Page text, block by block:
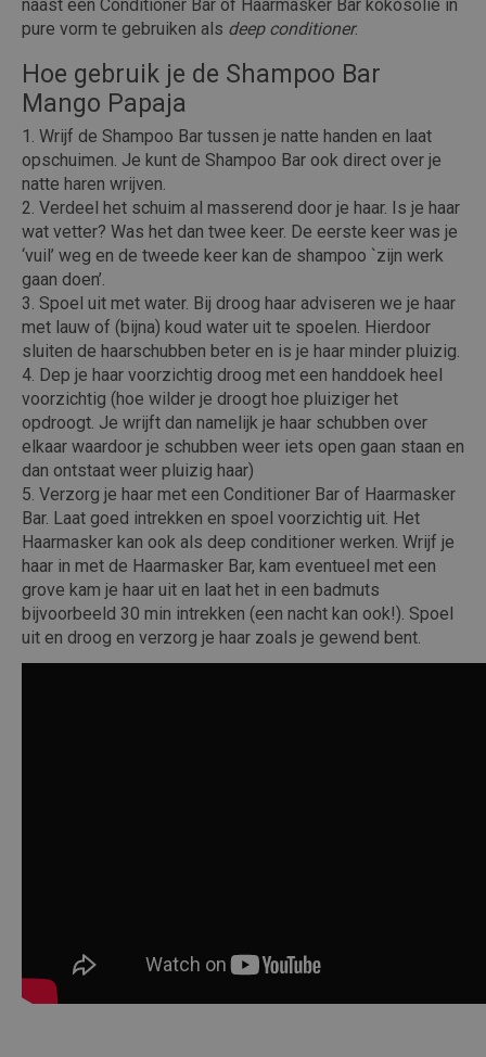
naast een Conditioner Bar of Haarmasker Bar kokosolie in
pure vorm te gebruiken als deep conditioner.
Hoe gebruik je de Shampoo Bar
Mango Papaja
Wrijf de Shampoo Bar tussen je natte handen en laat
opschuimen. Je kunt de Shampoo Bar ook direct over je
natte haren wrijven.
Verdeel het schuim al masserend door je haar. Is je haar
wat vetter? Was het dan twee keer. De eerste keer was je
‘vuil’ weg en de tweede keer kan de shampoo `zijn werk
gaan doen’.
Spoel uit met water. Bij droog haar adviseren we je haar
met lauw of (bijna) koud water uit te spoelen. Hierdoor
sluiten de haarschubben beter en is je haar minder pluizig.
Dep je haar voorzichtig droog met een handdoek heel
voorzichtig (hoe wilder je droogt hoe pluiziger het
opdroogt. Je wrijft dan namelijk je haar schubben over
elkaar waardoor je schubben weer iets open gaan staan en
dan ontstaat weer pluizig haar)
Verzorg je haar met een Conditioner Bar of Haarmasker
Bar. Laat goed intrekken en spoel voorzichtig uit. Het
Haarmasker kan ook als deep conditioner werken. Wrijf je
haar in met de Haarmasker Bar, kam eventueel met een
grove kam je haar uit en laat het in een badmuts
bijvoorbeeld 30 min intrekken (een nacht kan ook!). Spoel
uit en droog en verzorg je haar zoals je gewend bent.